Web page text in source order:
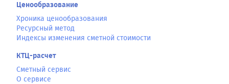
Ценообразование
Хроника ценообразования
Ресурсный метод
Индексы изменения сметной стоимости
КТЦ-расчет
Сметный сервис
О сервисе